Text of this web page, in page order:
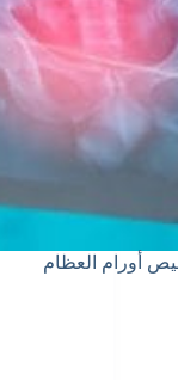
أورام العظام